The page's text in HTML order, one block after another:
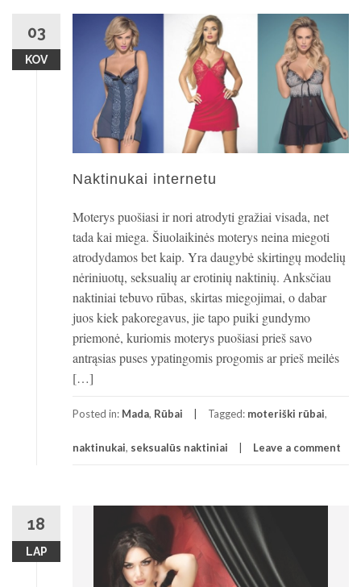
03
KOV
Naktinukai internetu
Moterys puošiasi ir nori atrodyti gražiai visada, net
tada kai miega. Šiuolaikinės moterys neina miegoti
atrodydamos bet kaip. Yra daugybė skirtingų modelių
nėriniuotų, seksualių ar erotinių naktinių. Anksčiau
naktiniai tebuvo rūbas, skirtas miegojimai, o dabar
juos kiek pakoregavus, jie tapo puiki gundymo
priemonė, kuriomis moterys puošiasi prieš savo
antrąsias puses ypatingomis progomis ar prieš meilės
[…]
Posted in: Mada, Rūbai Tagged: moteriški rūbai,
naktinukai, seksualūs naktiniai Leave a comment
18
LAP